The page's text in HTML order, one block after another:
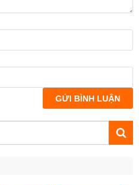
GỬI BÌNH LUẬN